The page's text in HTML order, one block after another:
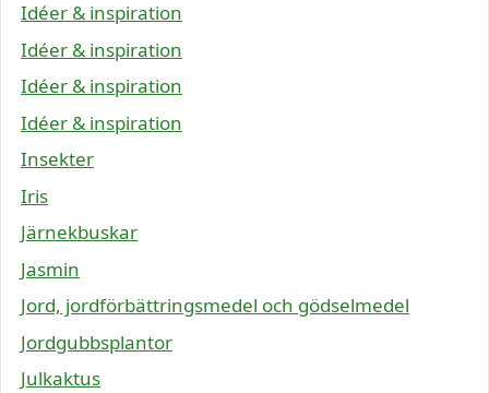
Idéer & inspiration
Idéer & inspiration
Idéer & inspiration
Idéer & inspiration
Insekter
Iris
Järnekbuskar
Jasmin
Jord, jordförbättringsmedel och gödselmedel
Jordgubbsplantor
Julkaktus